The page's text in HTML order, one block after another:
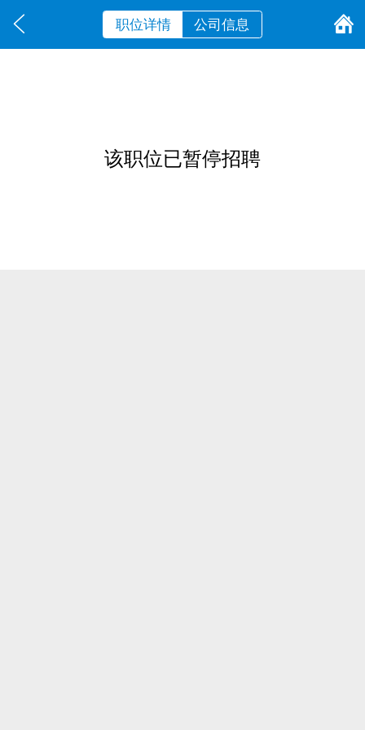
职位详情 公司信息
该职位已暂停招聘